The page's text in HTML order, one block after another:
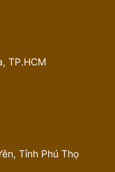
TP.HCM
Tỉnh Phú Thọ